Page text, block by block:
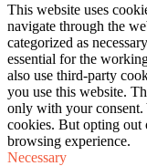
This website uses
navigate through the
categorized as
essential for the
also use third-party
you use this website.
only with your consent.
cookies. But opting out
browsing experience.
Necessary